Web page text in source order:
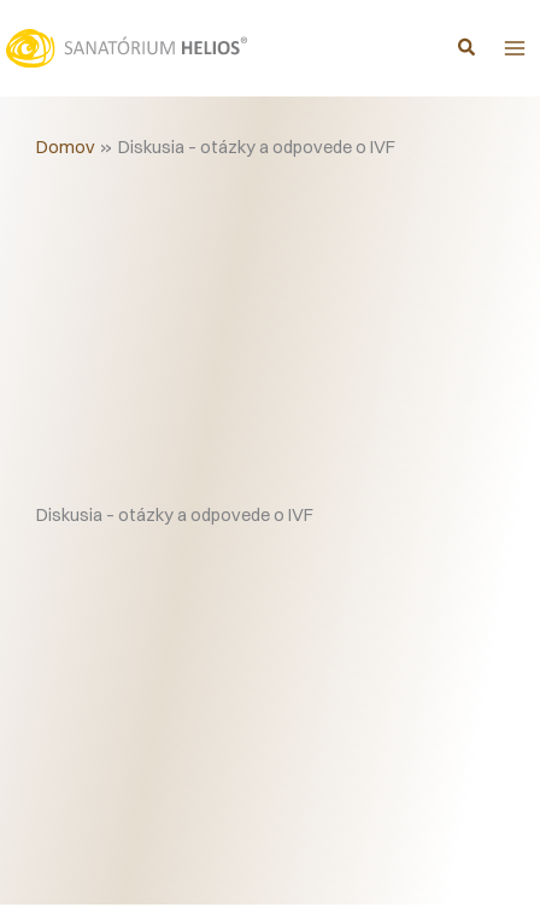
na
obsah
Domov Diskusia – otázky a odpovede o IVF
Diskusia – otázky a odpovede o IVF